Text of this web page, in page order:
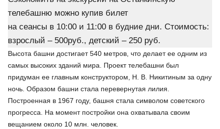
телебашню можно купив билет
на сеансы в 10:00 и 11:00 в будние дни. Стоимость:
взрослый – 500руб., детский – 250 руб.
Высота башни достигает 540 метров, что делает ее одним из
самых высоких зданий мира. Проект телебашни был
придуман ее главным конструктором, Н. В. Никитиным за одну
ночь. Образом башни стала перевернутая лилия.
Построенная в 1967 году, башня стала символом советского
прогресса. На момент постройки она охватывала своим
вещанием около 10 млн. человек.